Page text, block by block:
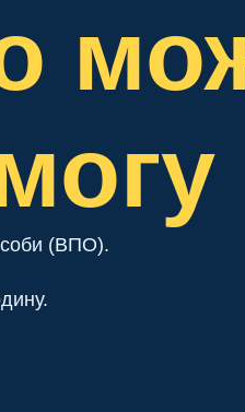
(ВПО).